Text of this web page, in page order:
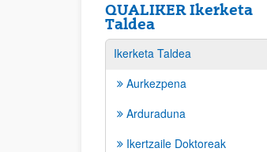
QUALIKER Ikerketa
Taldea
Ikerketa Taldea
Aurkezpena
Arduraduna
Ikertzaile Doktoreak